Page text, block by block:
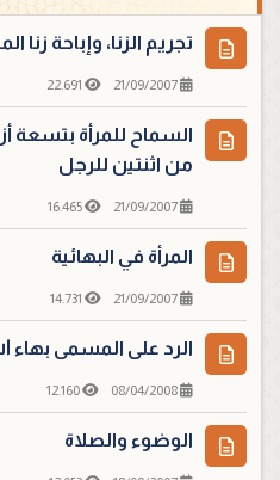
تجريم الزنا، وإباحة زنا
21/09/2007
22.691
السماح للمرأة بتسعة
من اثنتين للرجل
21/09/2007
16.465
المرأة في البهائية
21/09/2007
14.731
الرد على المسمى بهاء
08/04/2008
12.160
الوضوء والصلاة